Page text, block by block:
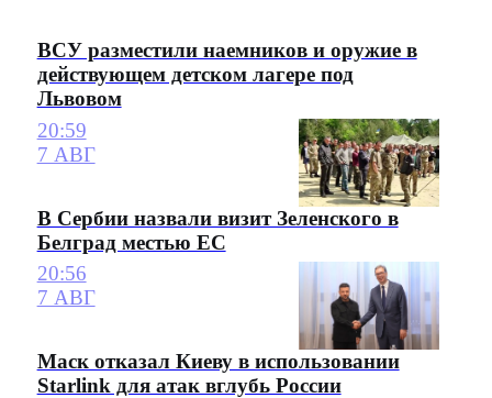
ВСУ разместили наемников и оружие в
действующем детском лагере под
Львовом
20:59
7 АВГ
В Сербии назвали визит Зеленского в
Белград местью ЕС
20:56
7 АВГ
Маск отказал Киеву в использовании
Starlink для атак вглубь России